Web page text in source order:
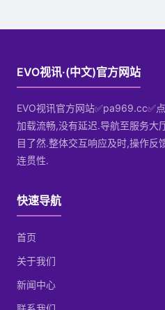
EVO视讯·(中文)官方网站
EVO视讯官方网站✅pa969.cc✅
加载流畅,没有延迟.导航至服务大
目了然.整体交互响应及时,操作反
连贯性.
快速导航
首页
关于我们
新闻中心